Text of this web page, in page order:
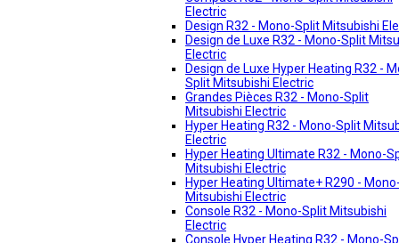
Electric
Design R32 - Mono-Split Mitsubishi
Design de Luxe R32 - Mono-Split
Electric
Design de Luxe Hyper Heating R32 -
Split Mitsubishi Electric
Grandes Pièces R32 - Mono-Split
Mitsubishi Electric
Hyper Heating R32 - Mono-Split
Electric
Hyper Heating Ultimate R32 - Mono-
Mitsubishi Electric
Hyper Heating Ultimate+ R290 -
Mitsubishi Electric
Console R32 - Mono-Split Mitsubishi
Electric
Console Hyper Heating R32 - Mono-